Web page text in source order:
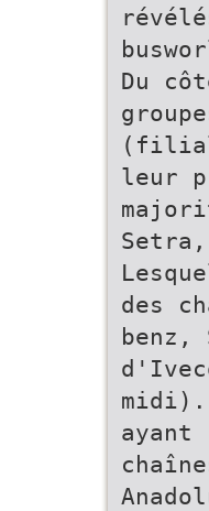
Du
leur
des
benz,
ayant